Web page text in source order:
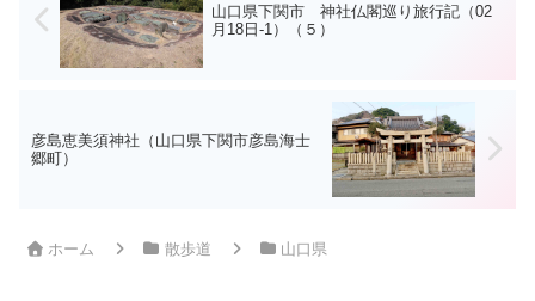
山口県下関市 神社仏閣巡り旅行記（02
月18日-1）（５）
彦島恵美須神社（山口県下関市彦島海士
郷町）
ホーム 散歩道 山口県